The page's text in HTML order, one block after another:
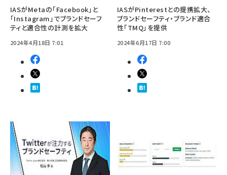
IASがMetaの「Facebook」と
「Instagram」でブランドセーフ
ティと適合性の計測を拡大
2024年4月18日 7:01
IASがPinterestとの提携拡大、
ブランドセーフティ・ブランド適合
性「TMQ」を提供
2024年6月17日 7:00